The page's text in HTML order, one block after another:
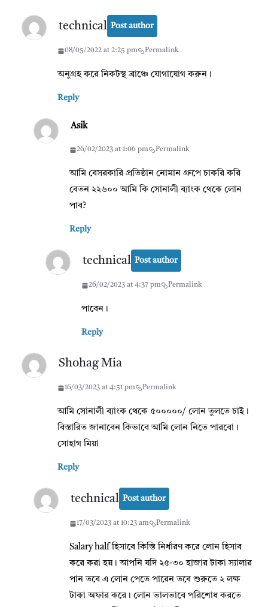
technical Post author
08/05/2022 at 2:25 pm Permalink
অনুগ্রহ করে নিকটস্থ ব্রাঞ্চে যোগাযোগ করুন।
Reply
Asik
26/02/2023 at 1:06 pm Permalink
আমি বেসরকারি প্রতিষ্ঠান নোমান গ্রুপে চাকরি করি
বেতন ২২৬০০ আমি কি সোনালী ব্যাংক থেকে লোন
পাব?
Reply
technical Post author
26/02/2023 at 4:37 pm Permalink
পাবেন।
Reply
Shohag Mia
16/03/2023 at 4:51 pm Permalink
আমি সোনালী ব্যাংক থেকে ৫০০০০০/ লোন তুলতে চাই।
বিস্তারিত জানাবেন কিভাবে আমি লোন নিতে পারবো।
সোহাগ মিয়া
Reply
technical Post author
17/03/2023 at 10:23 am Permalink
Salary half হিসাবে কিস্তি নির্ধারণ করে লোন হিসাব
করে করা হয়। আপনি যদি ২৫-৩০ হাজার টাকা স্যালার
পান তবে এ লোন পেতে পারেন তবে শুরুতে ২ লক্ষ
টাকা অফার করে। লোন ভালভাবে পরিশোধ করতে